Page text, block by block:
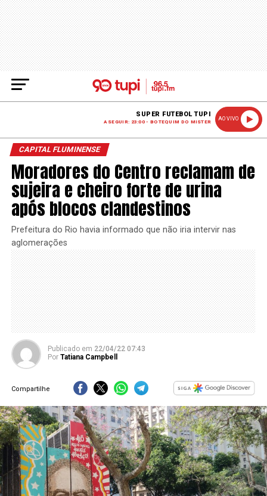
SUPER FUTEBOL TUPI
A SEGUIR: 23:00 - BOTEQUIM DO MISTER
AO VIVO
CAPITAL FLUMINENSE
Moradores do Centro reclamam de
sujeira e cheiro forte de urina
após blocos clandestinos
Prefeitura do Rio havia informado que não iria intervir nas
aglomerações
Publicado em 22/04/22 07:43
Por Tatiana Campbell
Compartilhe